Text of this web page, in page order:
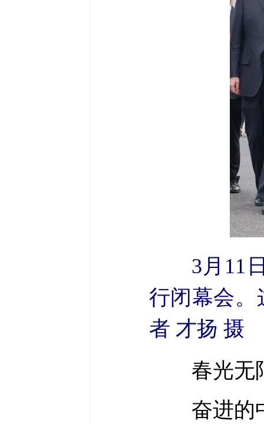
3月11
行闭幕会。
者 才扬 摄
春光无
奋进的